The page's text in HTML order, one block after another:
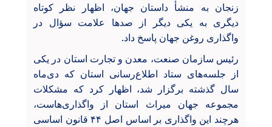
زنجان به منشأ داستان جهان، اظهار نظر کوتاه
دیگری به یکی دیگر از صدها علامت سؤال در
واگذاری روغن جهان پاسخ داد.
رئیس سازمان صنعت، معدن و تجارت استان در یکی
از جلسه‌های ستاد اطلاع‌رسانی استان که دی‌ماه
سال گذشته برگزار شد، اظهار کرد که مشکلات
مجموعه جهان میراث استان از واگذاری‌هاست،
هرچند این واگذاری بر اساس اصل ۴۴ قانون اساسی